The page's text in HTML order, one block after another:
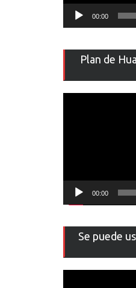
00:00
Plan de
00:00
Se puede